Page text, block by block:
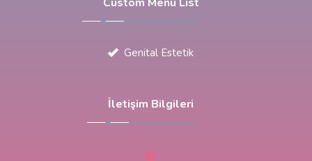
Genital Estetik
İletişim Bilgileri